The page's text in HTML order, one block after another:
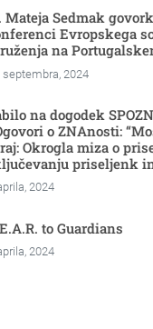
Mateja Sedmak
Evropskega
na
septembra, 2024
na dogodek
o ZNAnosti:
Okrogla miza o
priseljenk
2024
to Guardians
2024